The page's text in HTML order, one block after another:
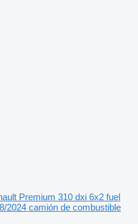
Premium 310 dxi 6x2 fuel
2024 camión de combustible